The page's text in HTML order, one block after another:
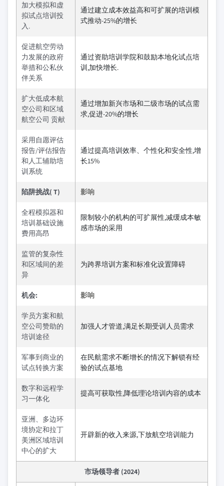
加大模拟和虚
拟试点培训投
入.
通过建立成本效益高和可扩展的培训模
式推动-25%的增长
促进航空劳动
力发展的政府
举措和公私伙
伴关系
通过资助培训学院和鼓励本地化试点培
训,加快增长.
扩大低成本航
空公司和区域
航空公司 贡献
通过增加新兴市场和二级市场的试点需
求,促进-20%的增长
采用自愿评估
报告/评估报告
和人工辅助培
训系统
通过提高培训效率、个性化和安全性,增
长15%
陷阱挑战( T) 影响
全程模拟器和
培训基础设施
费用高昂
限制较小的机构的可扩展性,减缓成本敏
感市场的采用
监管的复杂性
和区域间的差
异
为跨界培训方案和标准化设置障碍
机会: 影响
学员方案和航
空公司赞助的
培训途径
加强人才管道,满足长期受训人员需求
军事到商业的
试点转换方案
在民航需求不断增长的情况下解锁有经
验的试点基地
数字和远程学
习一体化
提高可获取性,降低理论培训内容的成本
亚洲、多边环
境协定和拉丁
美洲区域培训
中心的扩大
开辟新的收入来源,下放航空培训能力
市场领导者 (2024)